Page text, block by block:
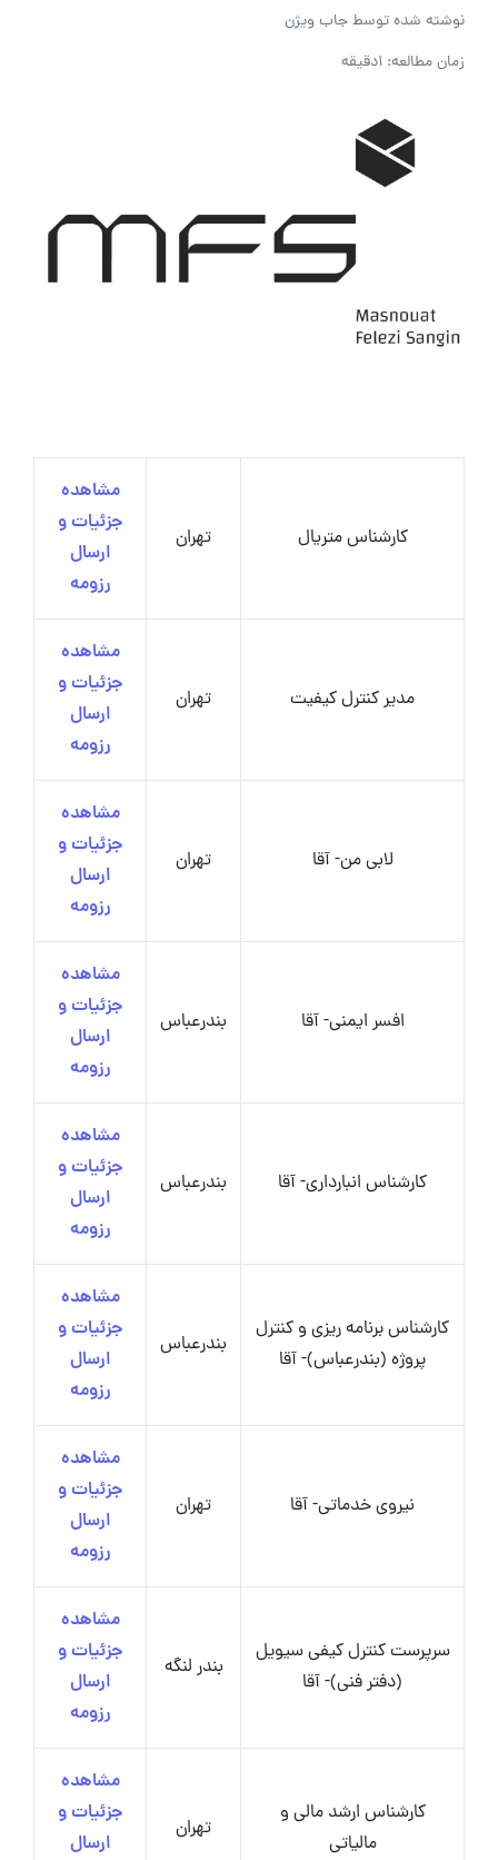
نوشته شده توسطجاب ویژن
زمان مطالعه: 1دقیقه
کارشناس متریال تهران
مشاهده
جزئیات و
ارسال
رزومه
مدیر کنترل کیفیت تهران
مشاهده
جزئیات و
ارسال
رزومه
لابی من- آقا تهران
مشاهده
جزئیات و
ارسال
رزومه
افسر ایمنی- آقا بندرعباس
مشاهده
جزئیات و
ارسال
رزومه
کارشناس انبارداری- آقا بندرعباس
مشاهده
جزئیات و
ارسال
رزومه
کارشناس برنامه ریزی و کنترل
پروژه (بندرعباس)- آقا
بندرعباس
مشاهده
جزئیات و
ارسال
رزومه
نیروی خدماتی- آقا تهران
مشاهده
جزئیات و
ارسال
رزومه
سرپرست کنترل کیفی سیویل
(دفتر فنی)- آقا
بندر لنگه
مشاهده
جزئیات و
ارسال
رزومه
کارشناس ارشد مالی و
مالیاتی
تهران
مشاهده
جزئیات و
ارسال